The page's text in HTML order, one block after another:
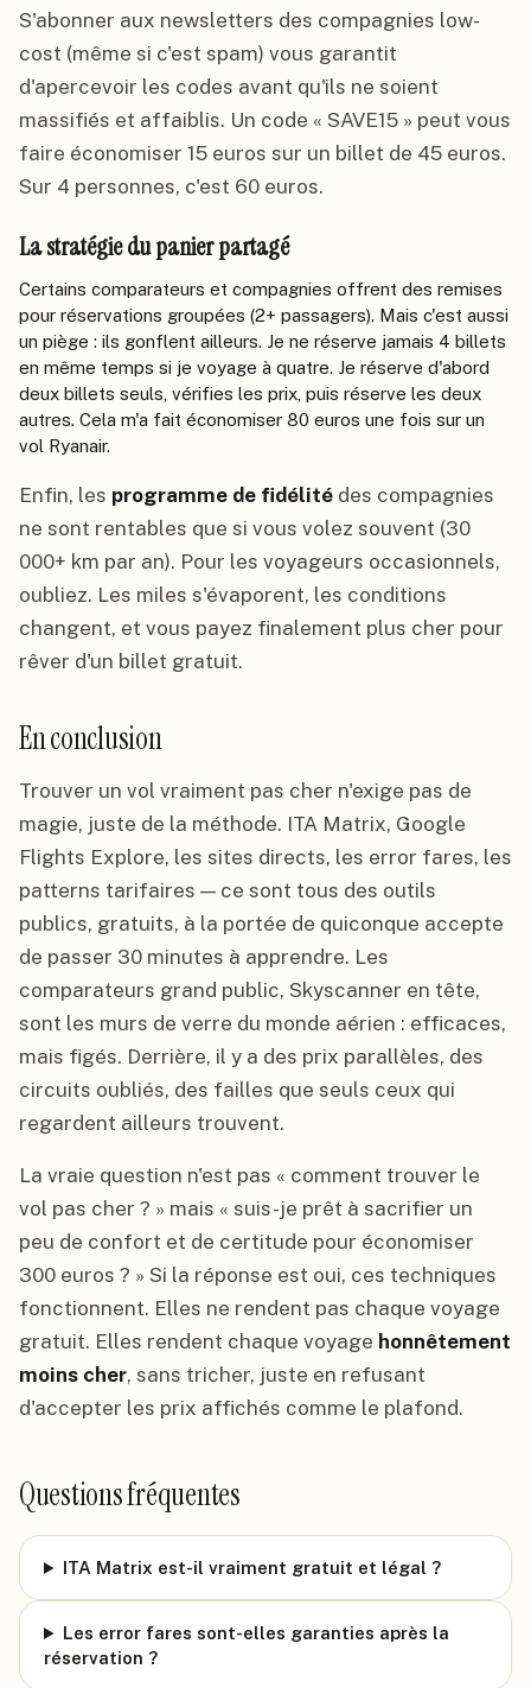
S'abonner aux newsletters des compagnies low-
cost (même si c'est spam) vous garantit
d'apercevoir les codes avant qu'ils ne soient
massifiés et affaiblis. Un code « SAVE15 » peut vous
faire économiser 15 euros sur un billet de 45 euros.
Sur 4 personnes, c'est 60 euros.
La stratégie du panier partagé
Certains comparateurs et compagnies offrent des remises
pour réservations groupées (2+ passagers). Mais c'est aussi
un piège : ils gonflent ailleurs. Je ne réserve jamais 4 billets
en même temps si je voyage à quatre. Je réserve d'abord
deux billets seuls, vérifies les prix, puis réserve les deux
autres. Cela m'a fait économiser 80 euros une fois sur un
vol Ryanair.
Enfin, les programme de fidélité des compagnies
ne sont rentables que si vous volez souvent (30
000+ km par an). Pour les voyageurs occasionnels,
oubliez. Les miles s'évaporent, les conditions
changent, et vous payez finalement plus cher pour
rêver d'un billet gratuit.
En conclusion
Trouver un vol vraiment pas cher n'exige pas de
magie, juste de la méthode. ITA Matrix, Google
Flights Explore, les sites directs, les error fares, les
patterns tarifaires — ce sont tous des outils
publics, gratuits, à la portée de quiconque accepte
de passer 30 minutes à apprendre. Les
comparateurs grand public, Skyscanner en tête,
sont les murs de verre du monde aérien : efficaces,
mais figés. Derrière, il y a des prix parallèles, des
circuits oubliés, des failles que seuls ceux qui
regardent ailleurs trouvent.
La vraie question n'est pas « comment trouver le
vol pas cher ? » mais « suis-je prêt à sacrifier un
peu de confort et de certitude pour économiser
300 euros ? » Si la réponse est oui, ces techniques
fonctionnent. Elles ne rendent pas chaque voyage
gratuit. Elles rendent chaque voyage honnêtement
moins cher, sans tricher, juste en refusant
d'accepter les prix affichés comme le plafond.
Questions fréquentes
ITA Matrix est-il vraiment gratuit et légal ?
Les error fares sont-elles garanties après la
réservation ?